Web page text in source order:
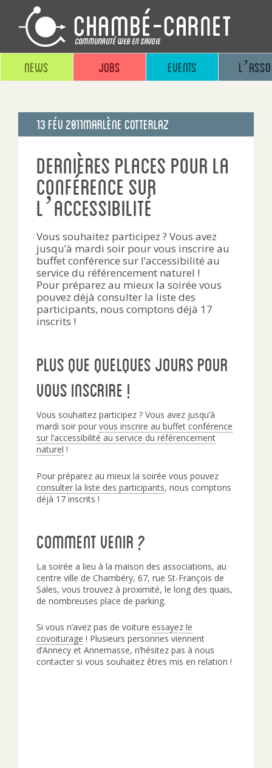
News Jobs Events L’asso
Publié
13 Fév 2011Marlène Cotterlaz
Dernières places pour la
conférence sur
l’accessibilité
Vous souhaitez participez ? Vous avez
jusqu’à mardi soir pour vous inscrire au
buffet conférence sur l’accessibilité au
service du référencement naturel !
Pour préparez au mieux la soirée vous
pouvez déjà consulter la liste des
participants, nous comptons déjà 17
inscrits !
Plus que quelques jours pour
vous inscrire !
Vous souhaitez participez ? Vous avez jusqu’à
mardi soir pour vous inscrire au buffet conférence
sur l’accessibilité au service du référencement
naturel !
Pour préparez au mieux la soirée vous pouvez
consulter la liste des participants, nous comptons
déjà 17 inscrits !
Comment venir ?
La soirée a lieu à la maison des associations, au
centre ville de Chambéry, 67, rue St-François de
Sales, vous trouvez à proximité, le long des quais,
de nombreuses place de parking.
Si vous n’avez pas de voiture essayez le
covoiturage ! Plusieurs personnes viennent
d’Annecy et Annemasse, n’hésitez pas à nous
contacter si vous souhaitez êtres mis en relation !